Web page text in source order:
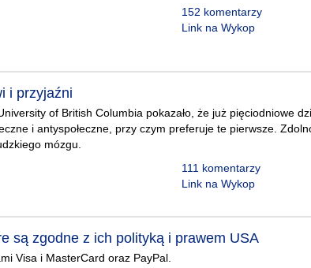
152 komentarzy
Link na Wykop
i przyjaźni
of British Columbia pokazało, że już pięciodniowe
i antyspołeczne, przy czym preferuje te pierwsze.
mózgu.
111 komentarzy
Link na Wykop
są zgodne z ich polityką i prawem USA
Visa i MasterCard oraz PayPal.